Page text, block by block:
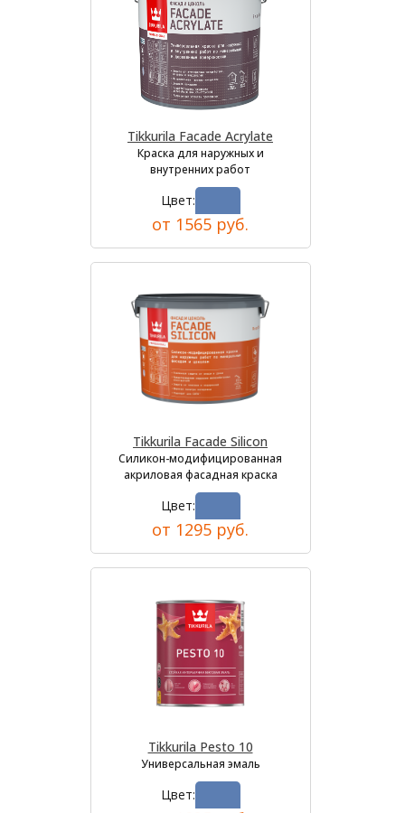
Tikkurila Facade Acrylate
Краска для наружных и
внутренних работ
Цвет:
от 1565 руб.
Tikkurila Facade Silicon
Силикон-модифицированная
акриловая фасадная краска
Цвет:
от 1295 руб.
Tikkurila Pesto 10
Универсальная эмаль
Цвет: